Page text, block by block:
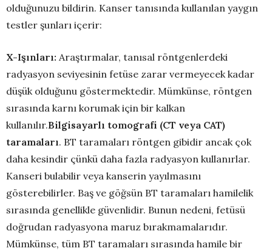
olduğunuzu bildirin. Kanser tanısında kullanılan yaygın
testler şunları içerir:
X-Işınları: Araştırmalar, tanısal röntgenlerdeki
radyasyon seviyesinin fetüse zarar vermeyecek kadar
düşük olduğunu göstermektedir. Mümkünse, röntgen
sırasında karnı korumak için bir kalkan
kullanılır.Bilgisayarlı tomografi (CT veya CAT)
taramaları. BT taramaları röntgen gibidir ancak çok
daha kesindir çünkü daha fazla radyasyon kullanırlar.
Kanseri bulabilir veya kanserin yayılmasını
gösterebilirler. Baş ve göğsün BT taramaları hamilelik
sırasında genellikle güvenlidir. Bunun nedeni, fetüsü
doğrudan radyasyona maruz bırakmamalarıdır.
Mümkünse, tüm BT taramaları sırasında hamile bir